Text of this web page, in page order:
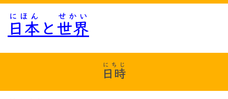
日本
にほん
と 世界
せかい
日時
にちじ